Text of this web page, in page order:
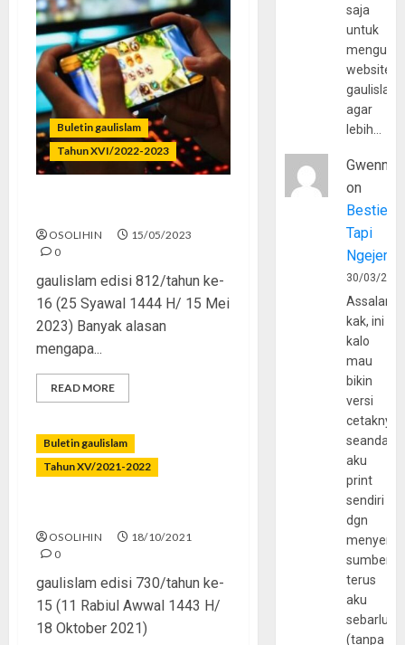
Buletin gaulislam
Tahun XVI/2022-2023
OSOLIHIN
15/05/2023
0
gaulislam edisi 812/tahun ke-
16 (25 Syawal 1444 H/ 15 Mei
2023) Banyak alasan
mengapa...
READ MORE
Buletin gaulislam
Tahun XV/2021-2022
OSOLIHIN
18/10/2021
0
gaulislam edisi 730/tahun ke-
15 (11 Rabiul Awwal 1443 H/
18 Oktober 2021)
saja
untuk
website
agar
lebih…
Gwenny
on
Bestie
Tapi
30/03/
kak, ini
kalo
mau
bikin
versi
cetaknya
aku
print
sendiri
dgn
sumber
terus
aku
(tanpa